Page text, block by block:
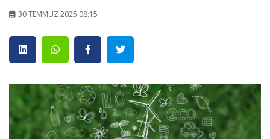
30 TEMMUZ 2025 08:15